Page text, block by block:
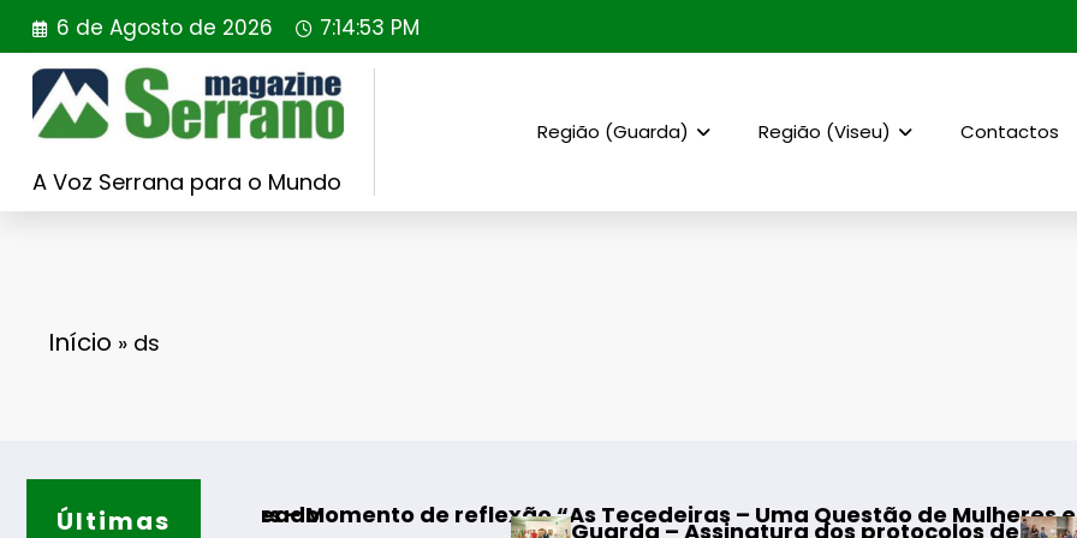
Saltar
para
conteúdo
6 de Agosto de 2026 7:14:54 PM
A Voz Serrana para o Mundo
Região (Guarda) Região (Viseu) Contactos
Início » ds
Últimas
sorteado
de Algodres – Momento de reflexão “As Tecedeiras – Uma Questão de Mulheres e de
Guarda – Assinatura dos protocolos de cooperação